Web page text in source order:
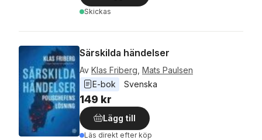
Skickas
Särskilda händelser
Av Klas Friberg Mats Paulsen
E-bok
Svenska
149 kr
Lägg till
Läs direkt efter köp